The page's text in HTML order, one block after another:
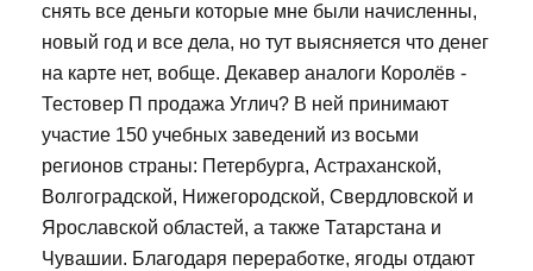
снять все деньги которые мне были начисленны,
новый год и все дела, но тут выясняется что денег
на карте нет, вобще. Декавер аналоги Королёв -
Тестовер П продажа Углич? В ней принимают
участие 150 учебных заведений из восьми
регионов страны: Петербурга, Астраханской,
Волгоградской, Нижегородской, Свердловской и
Ярославской областей, а также Татарстана и
Чувашии. Благодаря переработке, ягоды отдают